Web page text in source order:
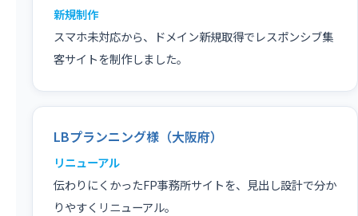
新規制作
スマホ未対応から、ドメイン新規取得でレスポンシブ集
客サイトを制作しました。
LBプランニング様（大阪府）
リニューアル
伝わりにくかったFP事務所サイトを、見出し設計で分か
りやすくリニューアル。